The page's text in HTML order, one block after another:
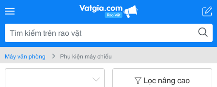
Máy văn phòng Phụ kiện máy chiếu
Lọc nâng cao